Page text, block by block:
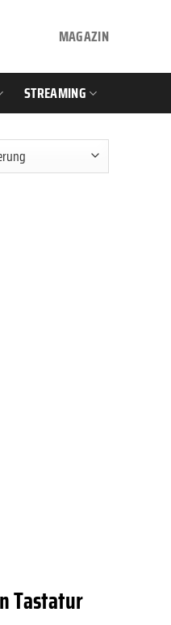
MAGAZIN
STREAMING
Tastatur